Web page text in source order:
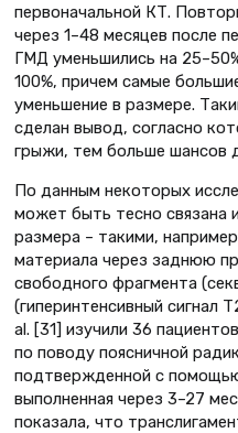
первоначальной КТ.
через 1–48 месяцев после
ГМД уменьшились на
100%, причем самые
уменьшение в размере.
сделан вывод, согласно
грыжи, тем больше шансов
По данным некоторых
может быть тесно связана
размера – такими,
материала через заднюю
свободного фрагмента
(гиперинтенсивный сигнал
al. [31] изучили 36
по поводу поясничной
подтвержденной с
выполненная через 3–27
показала, что